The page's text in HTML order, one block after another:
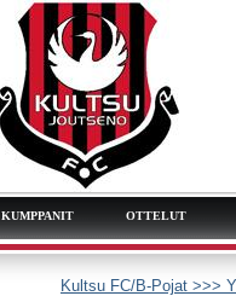
KUMPPANIT OTTELUT
Kultsu FC/B-Pojat >>>